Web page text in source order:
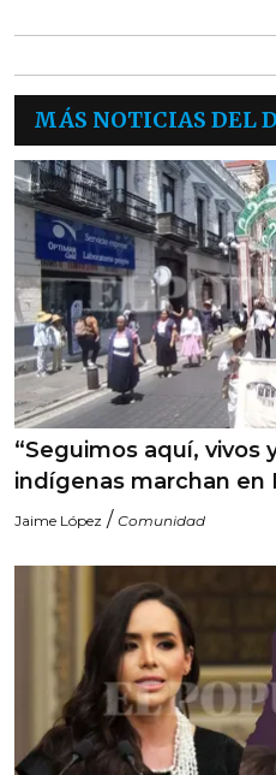
MÁS NOTICIAS DEL
“Seguimos aquí, vivos
indígenas marchan en
Jaime López / Comunidad